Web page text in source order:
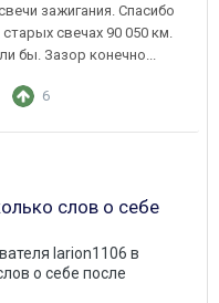
зажигания. Спасибо
свечах 90 050 км.
бы. Зазор конечно...
6
слов о себе
larion1106 в
о себе после